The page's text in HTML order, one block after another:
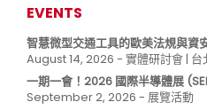
EVENTS
智慧微型交通工具的歐美法規與資
August 14, 2026 - 實體研討會 | 台
一期一會！2026 國際半導體展
September 2, 2026 - 展覽活動